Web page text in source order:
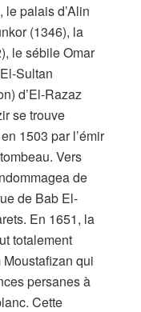
palais d’Alin
(1346), la
le sébile Omar
Sultan
d’El-Razaz
se trouve
1503 par l’émir
Vers
de
de Bab El-
En 1651, la
totalement
Moustafizan qui
persanes à
Cette